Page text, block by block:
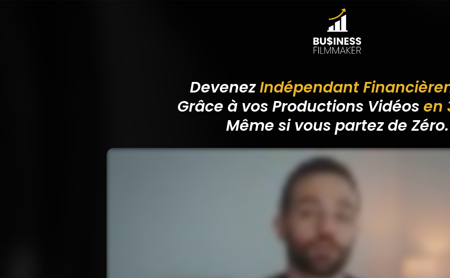
DevenezIndépendant
Grâce à vos Productions Vidéosen
Même si vous partez de Zéro.